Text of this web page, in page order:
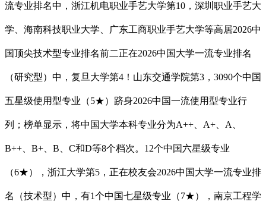
流专业排名中，浙江机电职业手艺大学第10，深圳职业手艺大
学、海南科技职业大学、广东工商职业手艺大学等高居2026中
国顶尖技术型专业排名前二正在2026中国大学一流专业排名
（研究型）中，复旦大学第4！山东交通学院第3，3090个中国
五星级使用型专业（5★）跻身2026中国一流使用型专业行
列；榜单显示，将中国大学本科专业分为A++、A+、A、
B++、B+、B、C和D等8个档次。12个中国六星级专业
（6★），浙江大学第5，正在校友会2026中国大学一流专业排
名（技术型）中，有1个中国七星级专业（7★），南京工程学